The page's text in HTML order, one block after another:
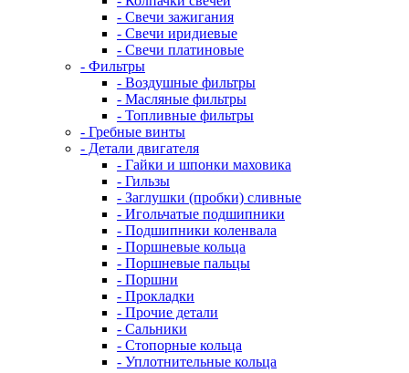
- Свечи зажигания
- Свечи иридиевые
- Свечи платиновые
- Фильтры
- Воздушные фильтры
- Масляные фильтры
- Топливные фильтры
- Гребные винты
- Детали двигателя
- Гайки и шпонки маховика
- Гильзы
- Заглушки (пробки) сливные
- Игольчатые подшипники
- Подшипники коленвала
- Поршневые кольца
- Поршневые пальцы
- Поршни
- Прокладки
- Прочие детали
- Сальники
- Стопорные кольца
- Уплотнительные кольца